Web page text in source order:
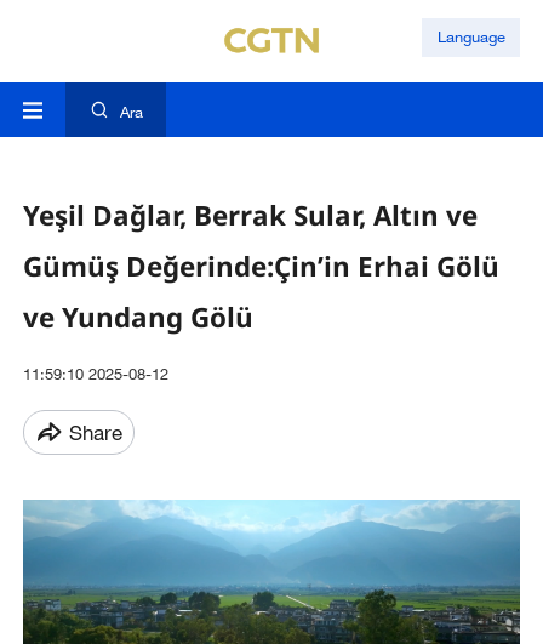
Language
Ara
Yeşil Dağlar, Berrak Sular, Altın ve
Gümüş Değerinde:Çin’in Erhai Gölü
ve Yundang Gölü
11:59:10 2025-08-12
Share